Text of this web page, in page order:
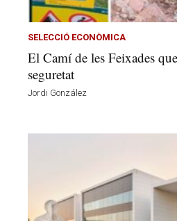
SELECCIÓ ECONÒMICA
El Camí de les Feixades
seguretat
Jordi González